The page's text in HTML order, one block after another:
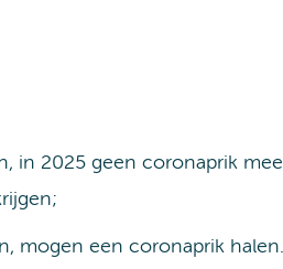
in 2025 geen coronaprik
mogen een coronaprik